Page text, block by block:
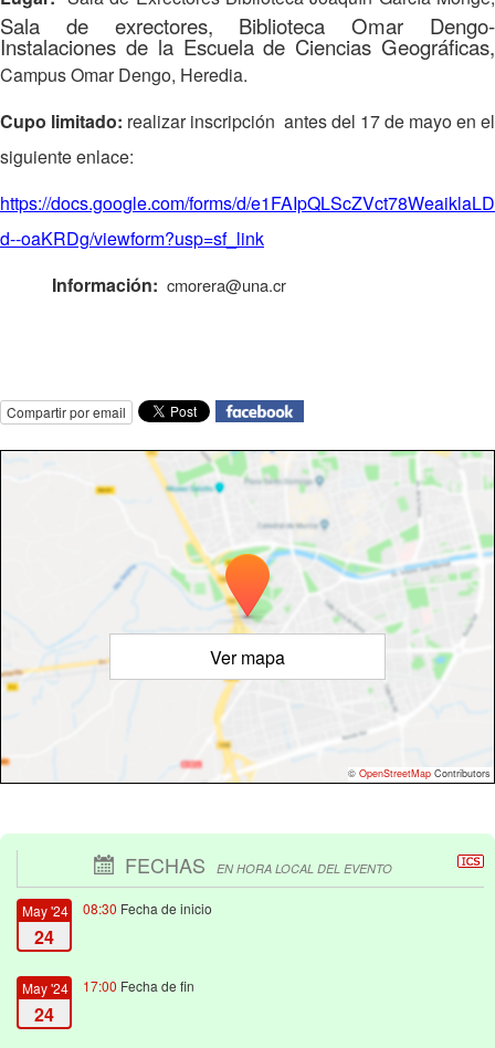
Sala de exrectores, Biblioteca Omar Dengo-
Instalaciones de la Escuela de Ciencias Geográficas,
Campus Omar Dengo, Heredia.
Cupo limitado: realizar inscripción antes del 17 de mayo en el
siguiente enlace:
https://docs.google.com/forms/d/
d--oaKRDg/viewform?usp=sf_link
Información: cmorera@una.cr
Compartir por email
Ver mapa
© OpenStreetMap Contributors
FECHAS EN HORA LOCAL DEL EVENTO
May '24
24
08:30 Fecha de inicio
May '24
24
17:00 Fecha de fin